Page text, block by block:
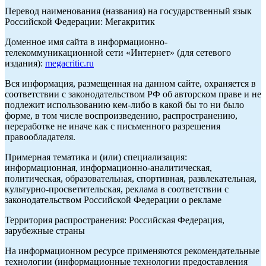
Перевод наименования (названия) на государственный язык
Российской Федерации: Мегакритик
Доменное имя сайта в информационно-
телекоммуникационной сети «Интернет» (для сетевого
издания): megacritic.ru
Вся информация, размещенная на данном сайте, охраняется в
соответствии с законодательством РФ об авторском праве и не
подлежит использованию кем-либо в какой бы то ни было
форме, в том числе воспроизведению, распространению,
переработке не иначе как с письменного разрешения
правообладателя.
Примерная тематика и (или) специализация:
информационная, информационно-аналитическая,
политическая, образовательная, спортивная, развлекательная,
культурно-просветительская, реклама в соответствии с
законодательством Российской Федерации о рекламе
Территория распространения: Российская Федерация,
зарубежные страны
На информационном ресурсе применяются рекомендательные
технологии (информационные технологии предоставления